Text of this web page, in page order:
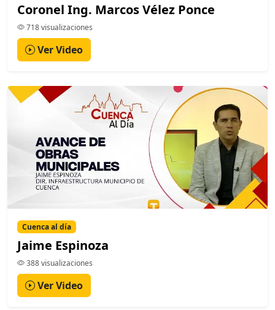
Coronel Ing. Marcos Vélez Ponce
718 visualizaciones
Ver Video
Cuenca al día
Jaime Espinoza
388 visualizaciones
Ver Video